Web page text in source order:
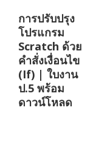
การปรับปรุง
โปรแกรม
Scratch ด้วย
คำสั่งเงื่อนไข
(If) | ใบงาน
ป.5 พร้อม
ดาวน์โหลด